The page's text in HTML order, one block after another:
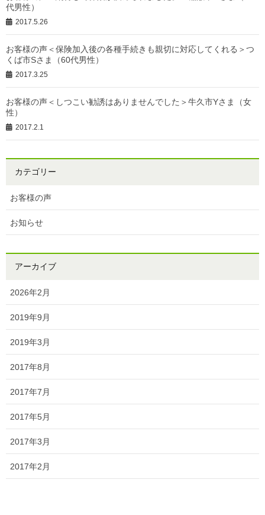
代男性）
2017.5.26
お客様の声＜保険加入後の各種手続きも親切に対応してくれる＞つ
くば市Sさま（60代男性）
2017.3.25
お客様の声＜しつこい勧誘はありませんでした＞牛久市Yさま（女
性）
2017.2.1
カテゴリー
お客様の声
お知らせ
アーカイブ
2026年2月
2019年9月
2019年3月
2017年8月
2017年7月
2017年5月
2017年3月
2017年2月